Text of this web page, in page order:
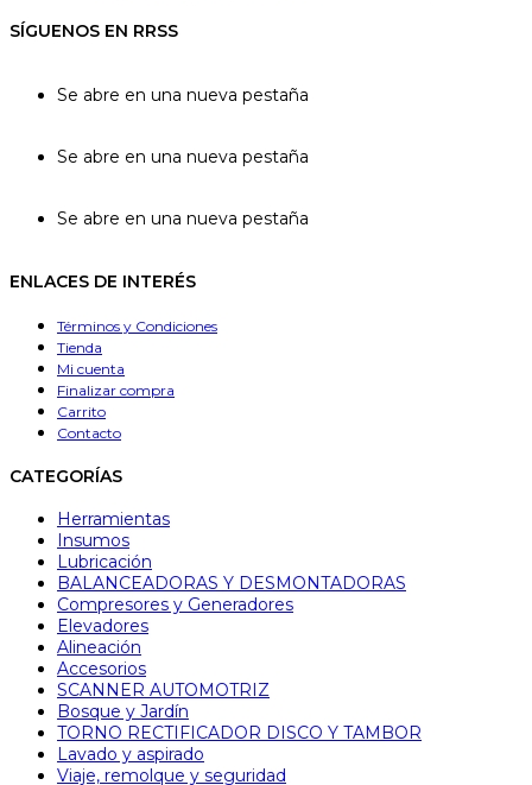
SÍGUENOS EN RRSS
Se abre en una nueva pestaña
Se abre en una nueva pestaña
Se abre en una nueva pestaña
ENLACES DE INTERÉS
Términos y Condiciones
Tienda
Mi cuenta
Finalizar compra
Carrito
Contacto
CATEGORÍAS
Herramientas
Insumos
Lubricación
BALANCEADORAS Y DESMONTADORAS
Compresores y Generadores
Elevadores
Alineación
Accesorios
SCANNER AUTOMOTRIZ
Bosque y Jardín
TORNO RECTIFICADOR DISCO Y TAMBOR
Lavado y aspirado
Viaje, remolque y seguridad